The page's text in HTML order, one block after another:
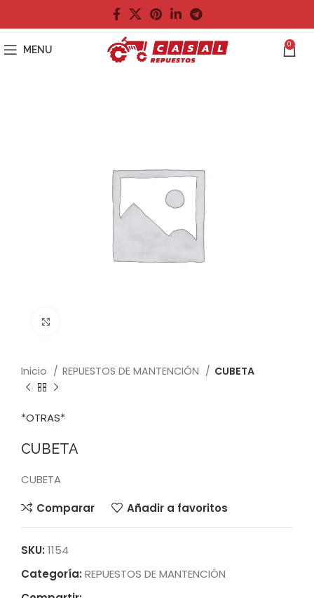
MENU 0
Inicio REPUESTOS DE MANTENCIÓN CUBETA
*OTRAS*
CUBETA
CUBETA
Comparar
Añadir a favoritos
SKU: 1154
Categoría: REPUESTOS DE MANTENCIÓN